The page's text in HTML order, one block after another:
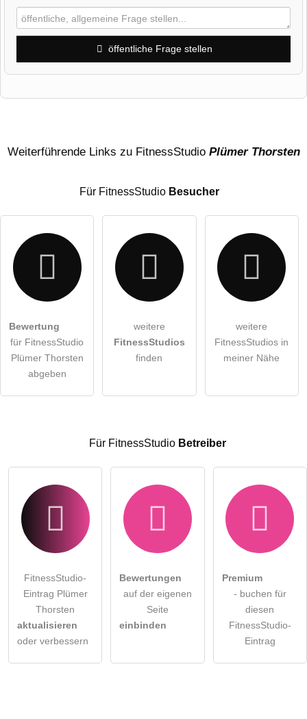
öffentliche Frage stellen
E-Mail-Adresse (wird nicht veröffentlicht)
Hiermit akzeptiere ich dieAGB
DieDatenschutzerklärung habe ich zur Kenntnis genommen.
öffentliche Frage stellen
Besucher sichtbar
Weiterführende Links zu FitnessStudio Plümer Thorsten
Für FitnessStudio Besucher
Bewertung
für FitnessStudio
Plümer Thorsten
abgeben
weitere
FitnessStudios
finden
weitere
FitnessStudios in
meiner Nähe
Für FitnessStudio Betreiber
FitnessStudio-
Eintrag Plümer
Thorsten
aktualisieren
oder verbessern
Bewertungen
auf der eigenen
Seite
einbinden
Premium
- buchen für
diesen
FitnessStudio-
Eintrag